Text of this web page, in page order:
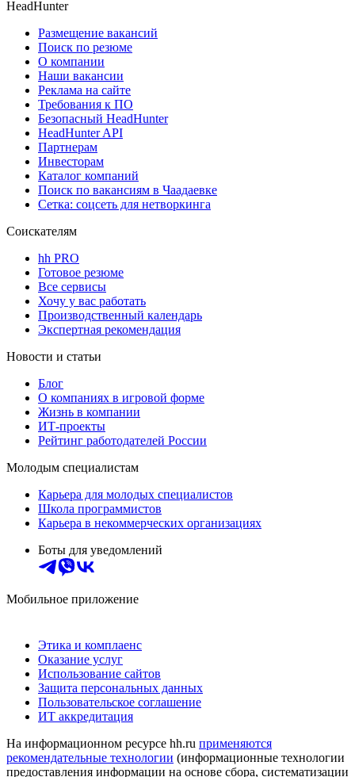
HeadHunter
Размещение вакансий
Поиск по резюме
О компании
Наши вакансии
Реклама на сайте
Требования к ПО
Безопасный HeadHunter
HeadHunter API
Партнерам
Инвесторам
Каталог компаний
Поиск по вакансиям в Чаадаевке
Сетка: соцсеть для нетворкинга
Соискателям
hh PRO
Готовое резюме
Все сервисы
Хочу у вас работать
Производственный календарь
Экспертная рекомендация
Новости и статьи
Блог
О компаниях в игровой форме
Жизнь в компании
ИТ-проекты
Рейтинг работодателей России
Молодым специалистам
Карьера для молодых специалистов
Школа программистов
Карьера в некоммерческих организациях
Боты для уведомлений
Мобильное приложение
Этика и комплаенс
Оказание услуг
Использование сайтов
Защита персональных данных
Пользовательское соглашение
ИТ аккредитация
На информационном ресурсе hh.ru применяются
рекомендательные технологии (информационные технологии
предоставления информации на основе сбора, систематизации